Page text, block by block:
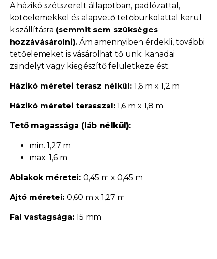
A házikó szétszerelt állapotban, padlózattal,
kötőelemekkel és alapvető tetőburkolattal kerül
kiszállításra (semmit sem szükséges
hozzávásárolni). Ám amennyiben érdekli, további
tetőelemeket is vásárolhat tőlünk: kanadai
zsindelyt vagy kiegészítő felületkezelést.
Házikó méretei terasz nélkül: 1,6 m x 1,2 m
Házikó méretei terasszal: 1,6 m x 1,8 m
Tető magassága (láb nélkül):
min. 1,27 m
max. 1,6 m
Ablakok méretei: 0,45 m x 0,45 m
Ajtó méretei: 0,60 m x 1,27 m
Fal vastagsága: 15 mm